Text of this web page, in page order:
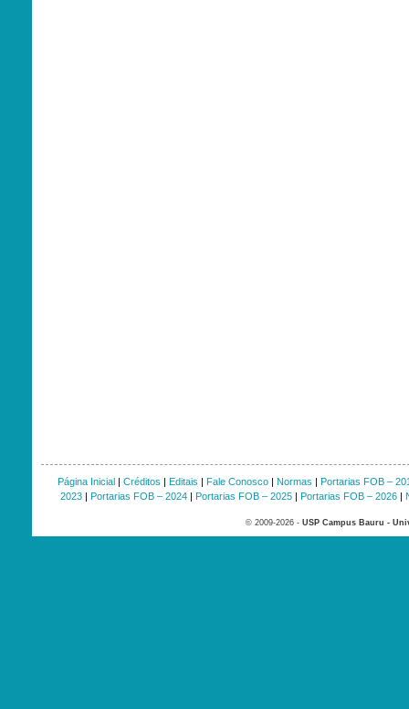
Página Inicial| Créditos | Editais | Fale Conosco| Normas | Portarias FOB –
2023| Portarias FOB – 2024| Portarias FOB – 2025| Portarias FOB – 2026|
© 2009-2026 - USP Campus Bauru -